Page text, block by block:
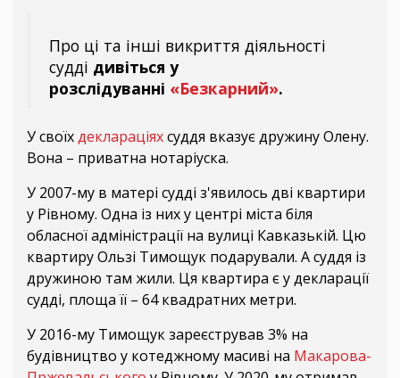
Про ці та інші викриття діяльності
судді дивіться у
розслідуванні «Безкарний».
У своїхдеклараціяхсуддя вказує дружину Олену.
Вона – приватна нотаріуска.
У 2007-му в матері судді з'явилось дві квартири
у Рівному. Одна із них у центрі міста біля
обласної адміністрації на вулиці Кавказькій. Цю
квартиру Ользі Тимощук подарували. А суддя із
дружиною там жили. Ця квартира є у декларації
судді, площа її – 64 квадратних метри.
У 2016-му Тимощук зареєстрував 3% на
будівництво у котеджному масиві на Макарова-